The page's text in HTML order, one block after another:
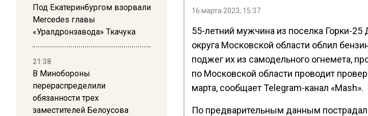
Под Екатеринбургом взорвали
Mercedes главы
«Уралдронзавода» Ткачука
21:38
В Минобороны
перераспределили
обязанности трех
заместителей Белоусова
16 марта 2023, 15:37
55-летний мужчина из поселка Горки-25
округа Московской области облил
поджег их из самодельного огнемета,
по Московской области проводит
марта, сообщает Telegram-канал «Мash».
По предварительным данным